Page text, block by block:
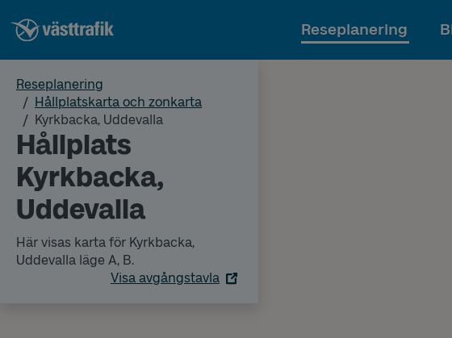
Reseplanering
Reseplanering
Hållplatskarta och zonkarta
Kyrkbacka, Uddevalla
Hållplats
Kyrkbacka,
Uddevalla
Här visas karta för Kyrkbacka,
Uddevalla läge A, B.
Visa avgångstavla